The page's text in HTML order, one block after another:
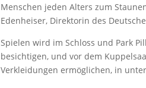
Menschen jeden Alters zum
Edenheiser, Direktorin des
Spielen wird im Schloss und Park
besichtigen, und vor dem
Verkleidungen ermöglichen, in